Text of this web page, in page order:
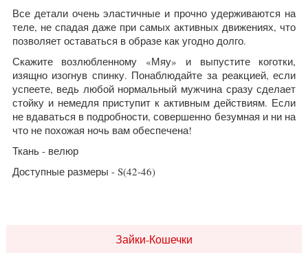
Все детали очень эластичные и прочно удерживаются на
теле, не спадая даже при самых активных движениях, что
позволяет оставаться в образе как угодно долго.
Скажите возлюбленному «Мяу» и выпустите коготки,
изящно изогнув спинку. Понаблюдайте за реакцией, если
успеете, ведь любой нормальный мужчина сразу сделает
стойку и немедля приступит к активным действиям. Если
не вдаваться в подробности, совершенно безумная и ни на
что не похожая ночь вам обеспечена!
Ткань - велюр
Доступные размеры - S(42-46)
Зайки-Кошечки